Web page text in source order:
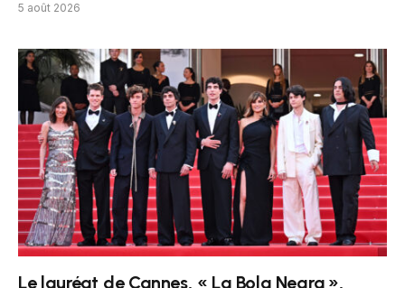
5 août 2026
Le lauréat de Cannes, « La Bola Negra »,